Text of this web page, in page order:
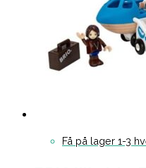
Få på lager 1-3